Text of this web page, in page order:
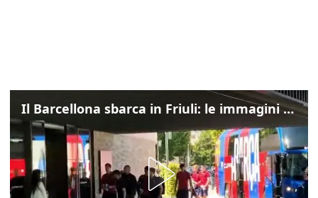
Il Barcellona sbarca in Friuli: le immagini dell'arrivo in albergo